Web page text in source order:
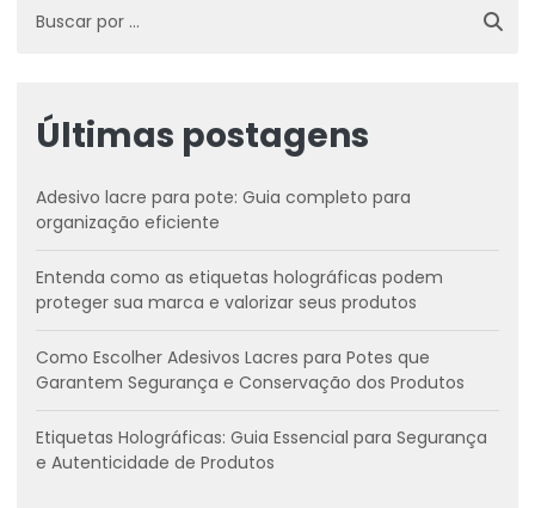
Últimas postagens
Adesivo lacre para pote: Guia completo para
organização eficiente
Entenda como as etiquetas holográficas podem
proteger sua marca e valorizar seus produtos
Como Escolher Adesivos Lacres para Potes que
Garantem Segurança e Conservação dos Produtos
Etiquetas Holográficas: Guia Essencial para Segurança
e Autenticidade de Produtos